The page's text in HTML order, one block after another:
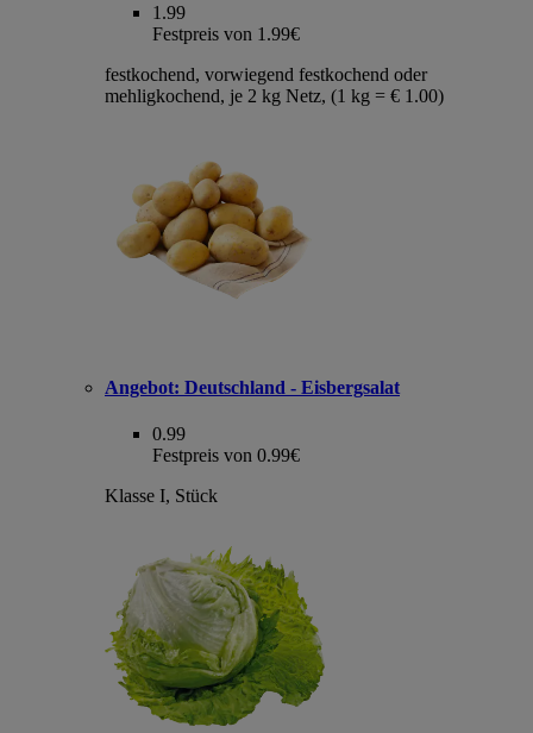
1.99
Festpreis von 1.99€
festkochend, vorwiegend festkochend oder
mehligkochend, je 2 kg Netz, (1 kg = € 1.00)
Angebot: Deutschland - Eisbergsalat
0.99
Festpreis von 0.99€
Klasse I, Stück